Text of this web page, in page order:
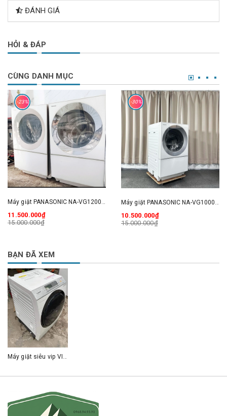
ĐÁNH GIÁ
HỎI & ĐÁP
CÙNG DANH MỤC
-23%
Máy giặt PANASONIC NA-VG1200- giặt sấy 10kg cao cấp ( có giặt nước nóng, tự chia nước giặt)
11.500.000₫
15.000.000₫
-30%
10.500.000₫
15.000.000₫
BẠN ĐÃ XEM
Máy giặt siêu vip VIP - PANASONIC NA-8700- giặt 11kg sấy heatpum cao cấp ( có giặt nước nóng)